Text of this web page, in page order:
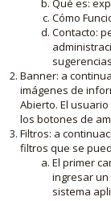
Qué es:
Cómo
Contacto:
Banner: a
imágenes de
Abierto. El
los botones de
Filtros: a
filtros que se
El primer
ingresar un
sistema